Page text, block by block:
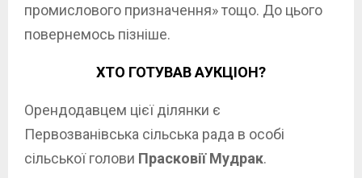
промислового призначення» тощо. До цього
повернемось пізніше.
ХТО ГОТУВАВ АУКЦІОН?
Орендодавцем цієї ділянки є
Первозванівська сільська рада в особі
сільської голови Прасковії Мудрак.